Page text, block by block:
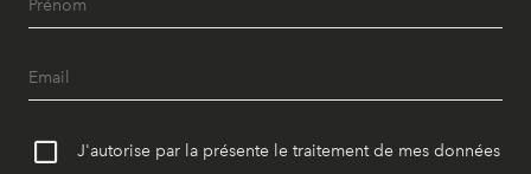
J'autorise par la présente le traitement de mes données